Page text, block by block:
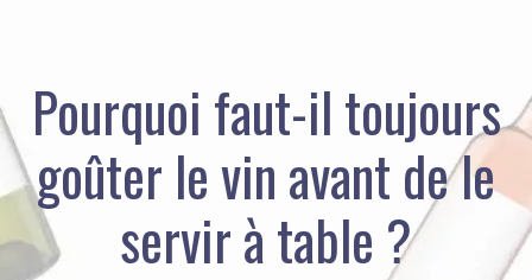
Pourquoi faut-il toujours
goûter le vin avant de le
servir à table ?